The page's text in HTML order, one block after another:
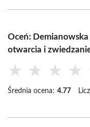
Oceń:
otwarcia i
★ ★ ★ ★
Średnia ocena: 4.77